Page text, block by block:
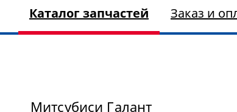
Каталог запчастей Заказ и
Митсубиси Галант